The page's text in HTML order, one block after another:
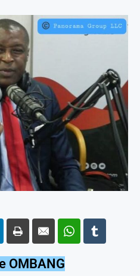
OMBANG